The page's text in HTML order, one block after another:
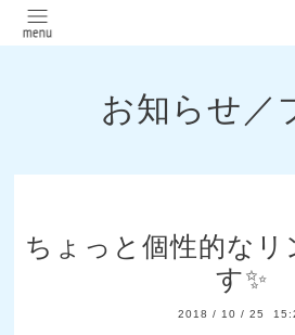
お知らせ／
ちょっと個性的なリ
す✨
2018 / 10 / 25